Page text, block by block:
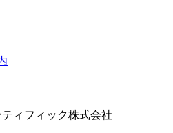
ィフィック株式会社